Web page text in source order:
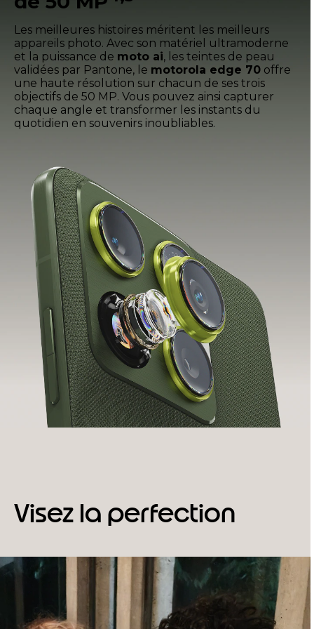
Les meilleures histoires méritent les meilleurs
appareils photo. Avec son matériel ultramoderne
et la puissance de moto ai, les teintes de peau
validées par Pantone, le motorola edge 70 offre
une haute résolution sur chacun de ses trois
objectifs de 50 MP. Vous pouvez ainsi capturer
chaque angle et transformer les instants du
quotidien en souvenirs inoubliables.
Visez la perfection